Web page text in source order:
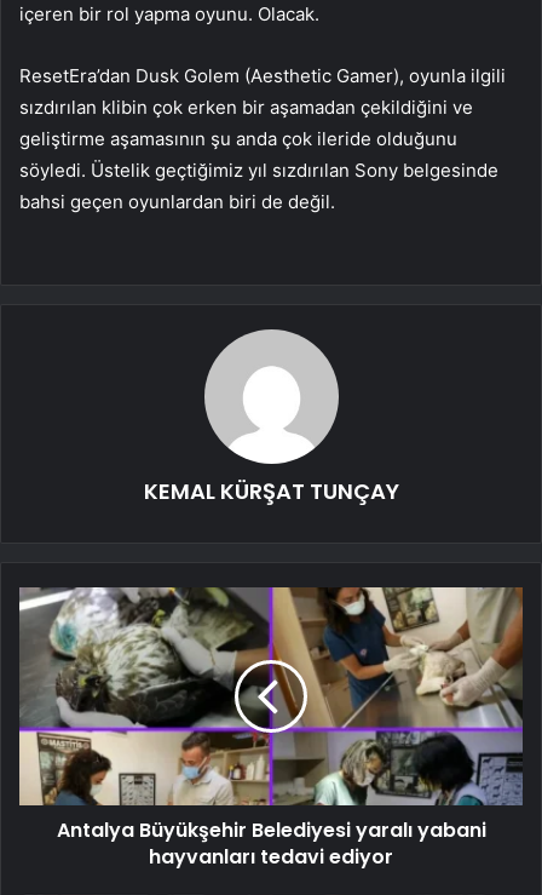
içeren bir rol yapma oyunu. Olacak.
ResetEra’dan Dusk Golem (Aesthetic Gamer), oyunla ilgili
sızdırılan klibin çok erken bir aşamadan çekildiğini ve
geliştirme aşamasının şu anda çok ileride olduğunu
söyledi. Üstelik geçtiğimiz yıl sızdırılan Sony belgesinde
bahsi geçen oyunlardan biri de değil.
KEMAL KÜRŞAT TUNÇAY
Antalya Büyükşehir Belediyesi yaralı yabani
hayvanları tedavi ediyor